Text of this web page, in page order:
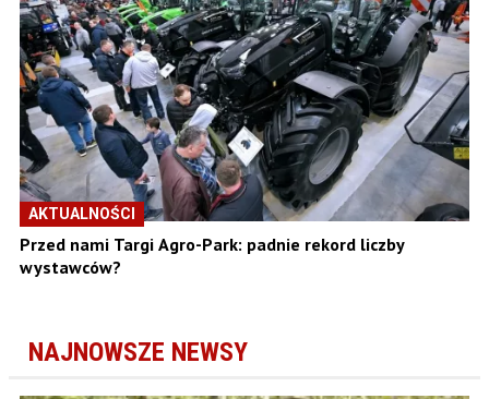
AKTUALNOŚCI
Przed nami Targi Agro-Park: padnie rekord liczby
wystawców?
NAJNOWSZE NEWSY